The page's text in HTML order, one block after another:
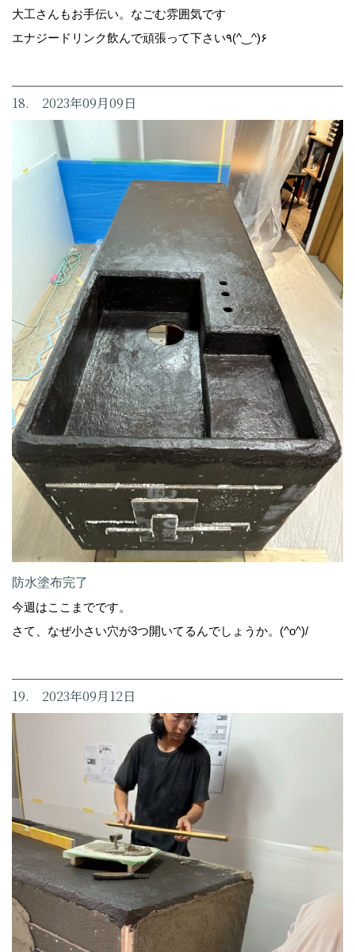
大工さんもお手伝い。なごむ雰囲気です
エナジードリンク飲んで頑張って下さい٩(^‿^)۶
18. 2023年09月09日
防水塗布完了
今週はここまでです。
さて、なぜ小さい穴が3つ開いてるんでしょうか。(^o^)/
19. 2023年09月12日